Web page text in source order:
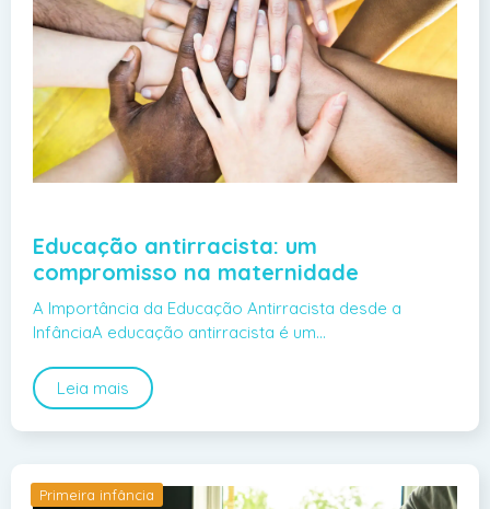
Educação antirracista: um
compromisso na maternidade
A Importância da Educação Antirracista desde a
InfânciaA educação antirracista é um…
Leia mais
Primeira infância